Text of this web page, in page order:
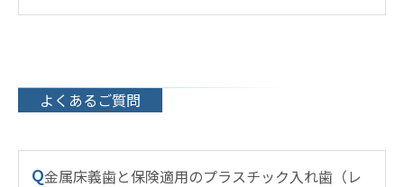
よくあるご質問
Q金属床義歯と保険適用のプラスチック入れ歯（レ